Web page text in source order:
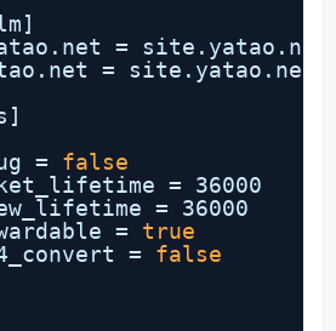
= site.yatao.net
= site.yatao.net
= false
= 36000
= 36000
= true
= false